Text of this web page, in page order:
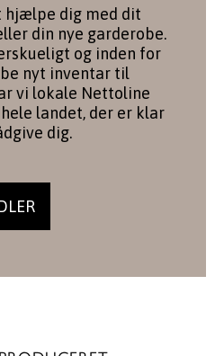
hjælpe dig med dit
din nye garderobe.
og inden for
nyt inventar til
vi lokale Nettoline
landet, der er klar
dig.